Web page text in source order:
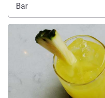
Bar
Ver detalhes